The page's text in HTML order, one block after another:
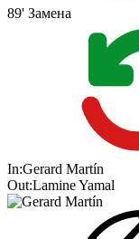
89' Замена
In:Gerard Martín
Out:Lamine Yamal